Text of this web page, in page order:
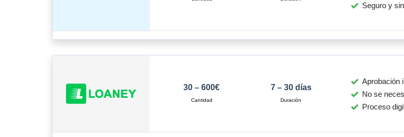
Seguro y
30 – 600€ 7 – 30 días
Aprobación
No se
Proceso